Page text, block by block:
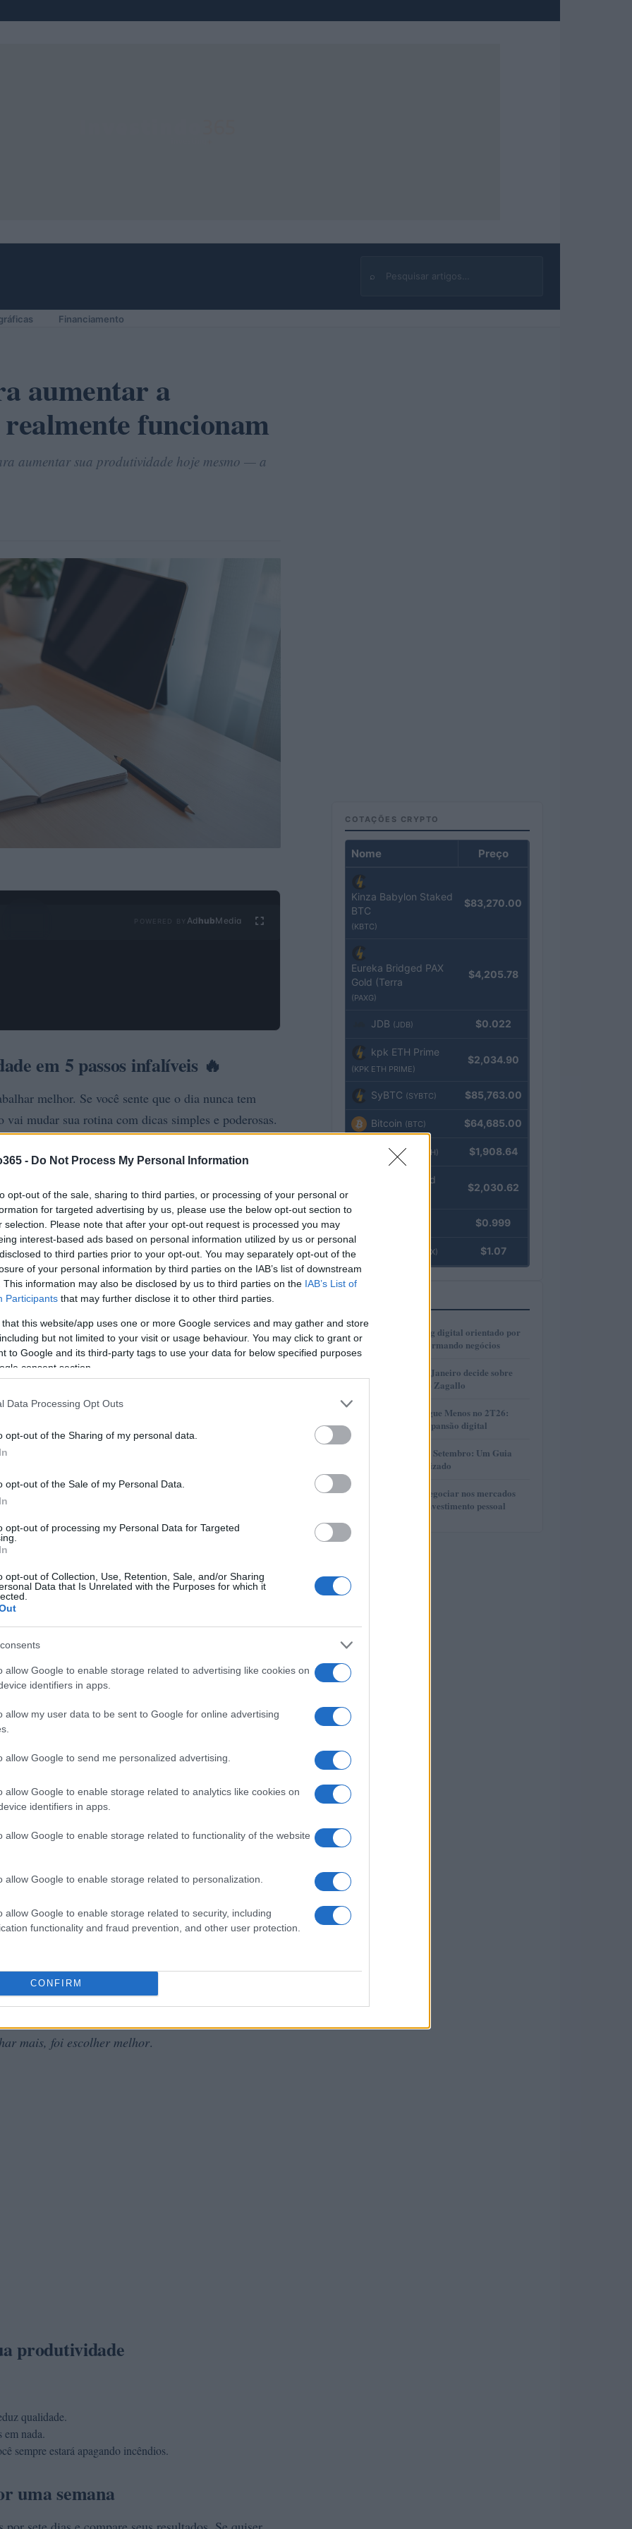
- Do Not Process My Personal Information
opt-out of the sale, sharing to third parties, or processing of your personal or
for targeted advertising by us, please use the below opt-out section to
selection. Please note that after your opt-out request is processed you may
interest-based ads based on personal information utilized by us or personal
to third parties prior to your opt-out. You may separately opt-out of the
of your personal information by third parties on the IAB’s list of downstream
This information may also be disclosed by us to third parties on the IAB’s List of
Participants that may further disclose it to other third parties.
that this website/app uses one or more Google services and may gather and store
but not limited to your visit or usage behaviour. You may click to grant or
to Google and its third-party tags to use your data for below specified purposes
consent section.
Data Processing Opt Outs
opt-out of the Sharing of my personal data.
opt-out of the Sale of my Personal Data.
opt-out of processing my Personal Data for Targeted
opt-out of Collection, Use, Retention, Sale, and/or Sharing
Data that Is Unrelated with the Purposes for which it
allow Google to enable storage related to advertising like cookies on
identifiers in apps.
allow my user data to be sent to Google for online advertising
allow Google to send me personalized advertising.
allow Google to enable storage related to analytics like cookies on
identifiers in apps.
allow Google to enable storage related to functionality of the website
allow Google to enable storage related to personalization.
allow Google to enable storage related to security, including
functionality and fraud prevention, and other user protection.
CONFIRM
⌕
Buscar
Financiamento
aumentar a
funcionam
aumentar sua produtividade hoje mesmo — a
Ad hubMedia
em 5 passos infalíveis 🔥
melhor. Se você sente que o dia nunca tem
mudar sua rotina com dicas simples e poderosas.
tempo (e como parar)
que te roubam horas preciosas.
vez de uma lista infinita, crie blocos de 25–90 minutos
feche abas, silencie notificações e trabalhe por ciclos.
levar menos de dois minutos, faça na hora. Isso evita que
atenção ao longo do dia.
prazos mais curtos do que o real para criar urgência.
que vai te chocar)— Reserve uma janela diária de 60–120
Sim, sem celular, sem e-mail, sem redes sociais.
complexos e produzirá trabalho de qualidade em metade
voltar à antiga rotina.
multiplicam resultados ao longo das semanas.
10.
do dia.
cortar tempo de escrita.
3 horas por dia
Depois de aplicar os cinco passos —
mais, foi escolher melhor.
produtividade
qualidade.
nada.
sempre estará apagando incêndios.
uma semana
COTAÇÕES CRYPTO
Nome Preço
Kinza Babylon Staked
BTC
(KBTC)
$83,270.00
Eureka Bridged PAX
Gold (Terra
(PAXG)
$4,205.78
JDB (JDB) $0.022
kpk ETH Prime
(KPK ETH PRIME)
$2,034.90
SyBTC (SYBTC) $85,763.00
Bitcoin (BTC) $64,685.00
Ethereum (ETH) $1,908.64
kpk ETH Yield
$2,030.62
$0.999
(USDEX) $1.07
1
Como o marketing digital orientado por
dados está transformando negócios
2
Justiça do Rio de Janeiro decide sobre
divisão de bens de Zagallo
3
Resultados da Pague Menos no 2T26:
lucro, receita e expansão digital
Taxas de CDB em Setembro: Um Guia
Completo e Atualizado
5
Descubra como negociar nos mercados
financeiros sem investimento pessoal